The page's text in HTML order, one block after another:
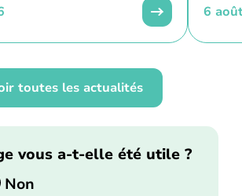
6
toutes les actualités
vous a-t-elle été utile ?
Non